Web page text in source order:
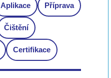
Aplikace Příprava
Čištění
Certifikace